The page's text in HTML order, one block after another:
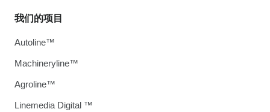
我们的项目
Autoline™
Machineryline™
Agroline™
Linemedia Digital ™